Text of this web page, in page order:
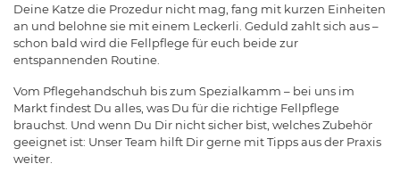
Deine Katze die Prozedur nicht mag, fang mit kurzen Einheiten
an und belohne sie mit einem Leckerli. Geduld zahlt sich aus –
schon bald wird die Fellpflege für euch beide zur
entspannenden Routine.
Vom Pflegehandschuh bis zum Spezialkamm – bei uns im
Markt findest Du alles, was Du für die richtige Fellpflege
brauchst. Und wenn Du Dir nicht sicher bist, welches Zubehör
geeignet ist: Unser Team hilft Dir gerne mit Tipps aus der Praxis
weiter.